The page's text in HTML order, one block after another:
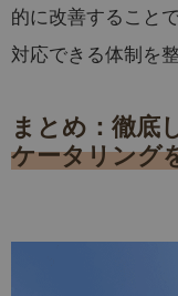
的に改善すること
対応できる体制を
まとめ：徹底
ケータリング